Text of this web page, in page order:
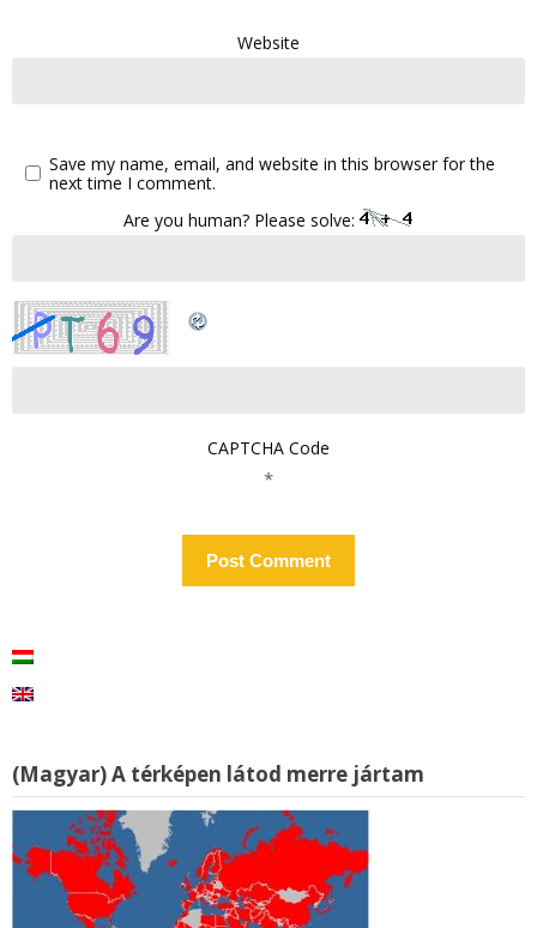
Website
Save my name, email, and website in this browser for the
next time I comment.
Are you human? Please solve:
CAPTCHA Code
*
(Magyar) A térképen látod merre jártam